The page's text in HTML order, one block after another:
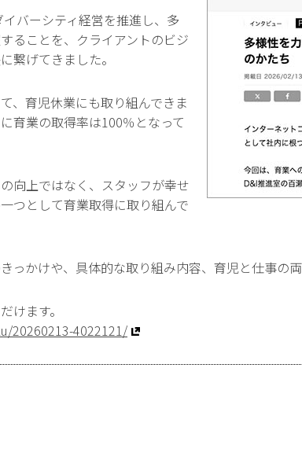
バーシティ経営を推進し、多
ることを、クライアントのビジ
繋げてきました。
、育児休業にも取り組んできま
育業の取得率は100％となって
向上ではなく、スタッフが幸せ
つとして育業取得に取り組んで
っかけや、具体的な取り組み内容、育児と仕事の
けます。
20260213-4022121/